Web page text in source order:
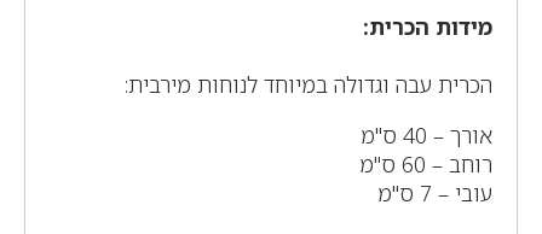
מידות הכרית:
הכרית עבה וגדולה במיוחד לנוחות מירבית:
אורך – 40 ס"מ
רוחב – 60 ס"מ
עובי – 7 ס"מ